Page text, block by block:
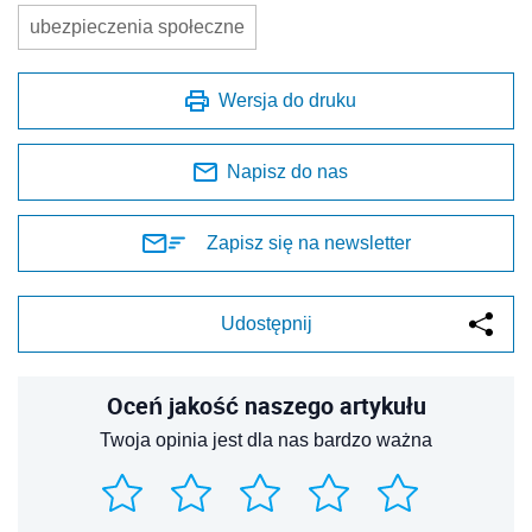
ubezpieczenia społeczne
Wersja do druku
Napisz do nas
Zapisz się na newsletter
Udostępnij
Oceń jakość naszego artykułu
Twoja opinia jest dla nas bardzo ważna